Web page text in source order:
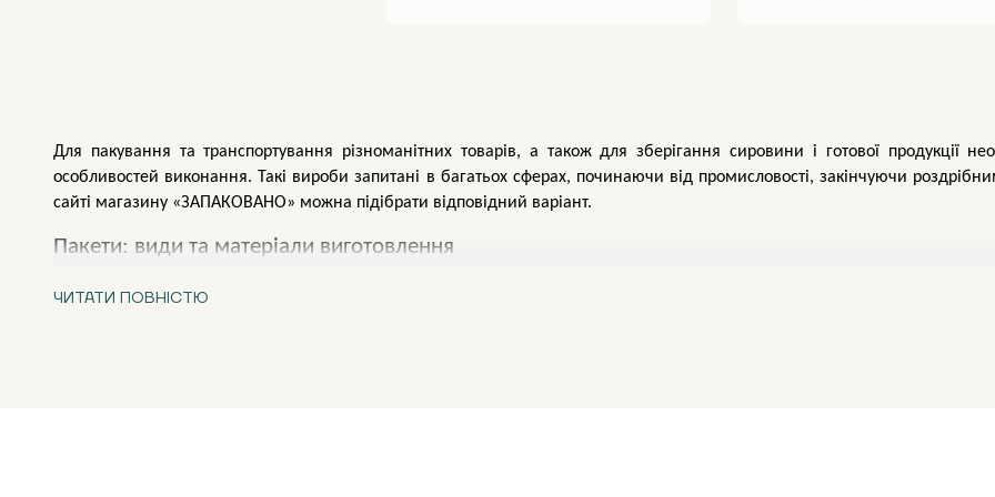
Для пакування та транспортування різноманітних товарів, а також для зберігання сировини і готової продукції
особливостей виконання. Такі вироби запитані в багатьох сферах, починаючи від промисловості, закінчуючи
сайті магазину «ЗАПАКОВАНО» можна підібрати відповідний варіант.
Пакети: види та матеріали виготовлення
Практичність, малу вагу, міцність, вигідну ціну поєднують такі матеріали, як поліетилен, включно з еко, а також
ЧИТАТИ ПОВНІСТЮ